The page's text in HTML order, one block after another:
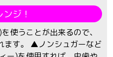
ジ！
使うことが出来るので、
ます。 ▲ノンシュガーなど